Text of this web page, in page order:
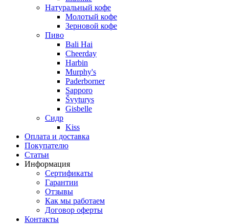
Натуральный кофе
Молотый кофе
Зерновой кофе
Пиво
Bali Hai
Cheerday
Harbin
Murphy's
Paderborner
Sapporo
Švyturys
Gisbelle
Сидр
Kiss
Оплата и доставка
Покупателю
Статьи
Информация
Сертификаты
Гарантии
Отзывы
Как мы работаем
Договор оферты
Контакты